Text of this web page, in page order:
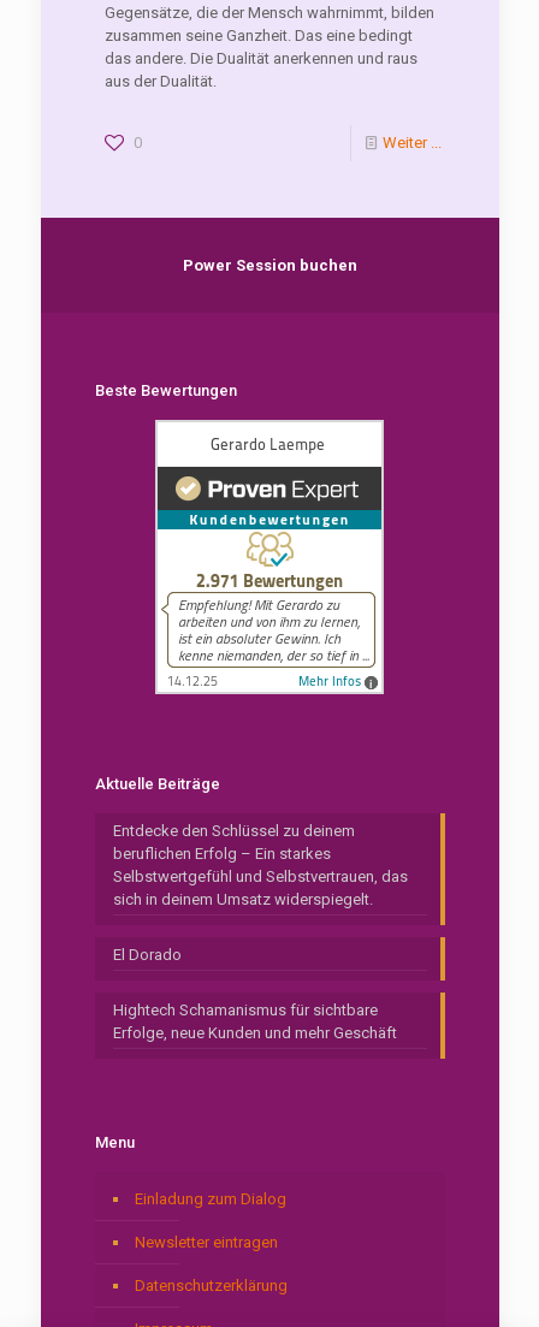
Gegensätze, die der Mensch wahrnimmt, bilden
zusammen seine Ganzheit. Das eine bedingt
das andere. Die Dualität anerkennen und raus
aus der Dualität.
0 Weiter ...
Power Session buchen
Beste Bewertungen
Aktuelle Beiträge
Entdecke den Schlüssel zu deinem
beruflichen Erfolg – Ein starkes
Selbstwertgefühl und Selbstvertrauen, das
sich in deinem Umsatz widerspiegelt.
El Dorado
Hightech Schamanismus für sichtbare
Erfolge, neue Kunden und mehr Geschäft
Menu
Einladung zum Dialog
Newsletter eintragen
Datenschutzerklärung